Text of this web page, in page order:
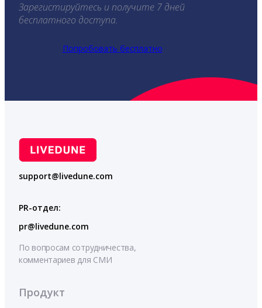
Зарегистируйтесь и получите 7 дней
бесплатного доступа.
Попробовать бесплатно
support@livedune.com
PR-отдел:
pr@livedune.com
По вопросам сотрудничества,
комментариев для СМИ
Продукт